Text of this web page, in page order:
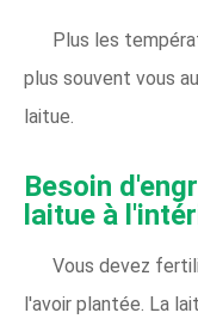
Plus les
plus souvent vous
laitue.
Besoin
laitue à
Vous devez
l'avoir plantée. La